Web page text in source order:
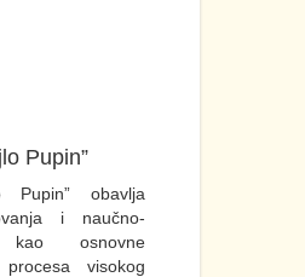
Pupin”
Pupin” obavlja
i naučno-
kao osnovne
procesa visokog